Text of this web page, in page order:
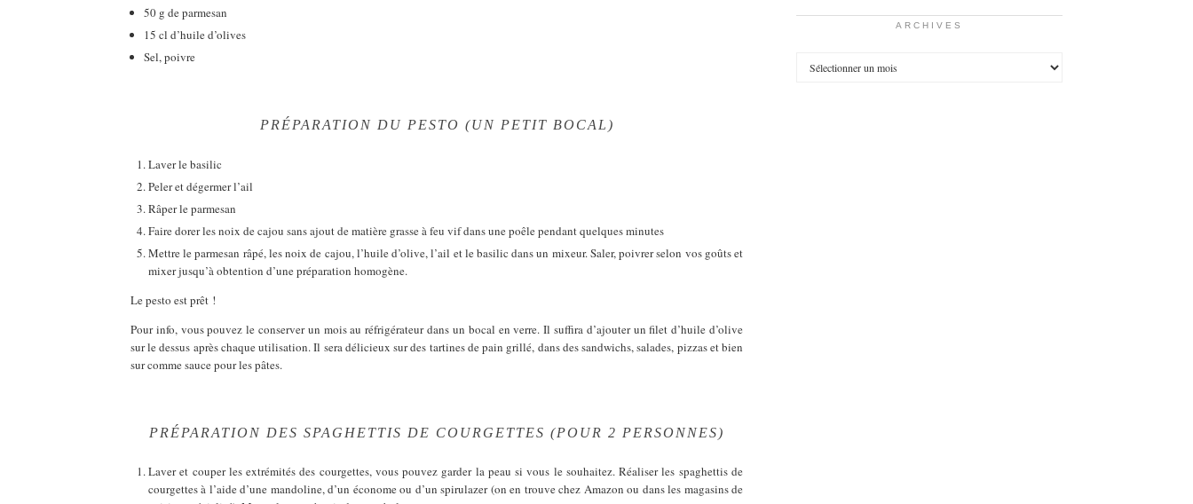
50 g de parmesan
15 cl d’huile d’olives
Sel, poivre
PRÉPARATION DU PESTO (UN PETIT BOCAL)
Laver le basilic
Peler et dégermer l’ail
Râper le parmesan
Faire dorer les noix de cajou sans ajout de matière grasse à feu vif dans une poêle pendant quelques minutes
Mettre le parmesan râpé, les noix de cajou, l’huile d’olive, l’ail et le basilic dans un mixeur. Saler, poivrer selon vos goûts et
mixer jusqu’à obtention d’une préparation homogène.
Le pesto est prêt !
Pour info, vous pouvez le conserver un mois au réfrigérateur dans un bocal en verre. Il suffira d’ajouter un filet d’huile d’olive
sur le dessus après chaque utilisation. Il sera délicieux sur des tartines de pain grillé, dans des sandwichs, salades, pizzas et bien
sur comme sauce pour les pâtes.
PRÉPARATION DES SPAGHETTIS DE COURGETTES (POUR 2 PERSONNES)
Laver et couper les extrémités des courgettes, vous pouvez garder la peau si vous le souhaitez. Réaliser les spaghettis de
courgettes à l’aide d’une mandoline, d’un économe ou d’un spirulazer (on en trouve chez Amazon ou dans les magasins de
ARCHIVES